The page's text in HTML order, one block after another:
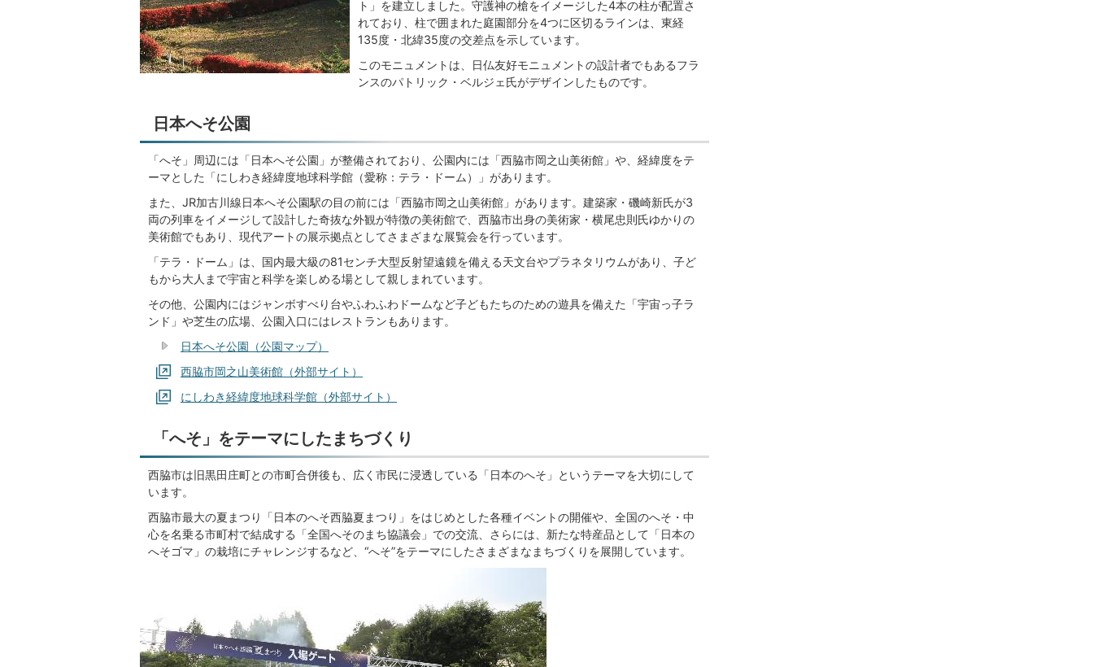
ト」を建立しました。守護神の槍をイメージした4本の柱が配置さ
れており、柱で囲まれた庭園部分を4つに区切るラインは、東経
135度・北緯35度の交差点を示しています。
このモニュメントは、日仏友好モニュメントの設計者でもあるフラ
ンスのパトリック・ベルジェ氏がデザインしたものです。
日本へそ公園
「へそ」周辺には「日本へそ公園」が整備されており、公園内には「西脇市岡之山美術館」や、経緯度をテ
ーマとした「にしわき経緯度地球科学館（愛称：テラ・ドーム）」があります。
また、JR加古川線日本へそ公園駅の目の前には「西脇市岡之山美術館」があります。建築家・磯崎新氏が3
両の列車をイメージして設計した奇抜な外観が特徴の美術館で、西脇市出身の美術家・横尾忠則氏ゆかりの
美術館でもあり、現代アートの展示拠点としてさまざまな展覧会を行っています。
「テラ・ドーム」は、国内最大級の81センチ大型反射望遠鏡を備える天文台やプラネタリウムがあり、子ど
もから大人まで宇宙と科学を楽しめる場として親しまれています。
その他、公園内にはジャンボすべり台やふわふわドームなど子どもたちのための遊具を備えた「宇宙っ子ラ
ンド」や芝生の広場、公園入口にはレストランもあります。
日本へそ公園（公園マップ）
西脇市岡之山美術館（外部サイト）
にしわき経緯度地球科学館（外部サイト）
「へそ」をテーマにしたまちづくり
西脇市は旧黒田庄町との市町合併後も、広く市民に浸透している「日本のへそ」というテーマを大切にして
います。
西脇市最大の夏まつり「日本のへそ西脇夏まつり」をはじめとした各種イベントの開催や、全国のへそ・中
心を名乗る市町村で結成する「全国へそのまち協議会」での交流、さらには、新たな特産品として「日本の
へそゴマ」の栽培にチャレンジするなど、“へそ”をテーマにしたさまざまなまちづくりを展開しています。